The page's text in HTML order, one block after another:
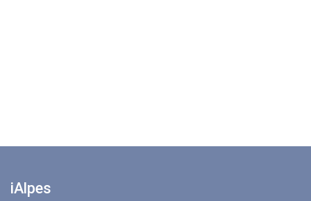
iAlpes